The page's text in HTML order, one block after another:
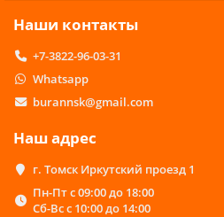
Наши контакты
+7-3822-96-03-31
Whatsapp
burannsk@gmail.com
Наш адрес
г. Томск Иркутский проезд 1
Пн-Пт с 09:00 до 18:00
Сб-Вс с 10:00 до 14:00